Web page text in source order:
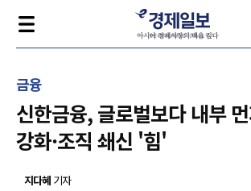
금융
신한금융, 글로벌보다 내부
강화·조직 쇄신 '힘'
지다혜 기자